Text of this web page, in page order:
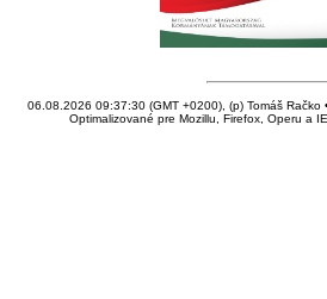
06.08.2026 09:37:30 (GMT +0200), (p) Tomáš Račko
Optimalizované pre Mozillu, Firefox, Operu a